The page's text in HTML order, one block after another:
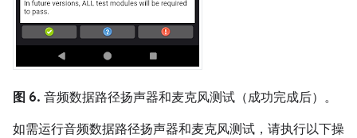
图 6. 音频数据路径扬声器和麦克风测试（成功完成后）。
如需运行音频数据路径扬声器和麦克风测试，请执行以下操